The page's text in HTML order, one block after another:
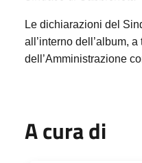
Le dichiarazioni del
all’interno dell’album,
dell’Amministrazione
A cura di